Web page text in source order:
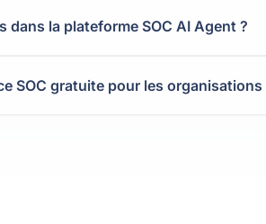
dans la plateforme SOC AI Agent ?
SOC gratuite pour les